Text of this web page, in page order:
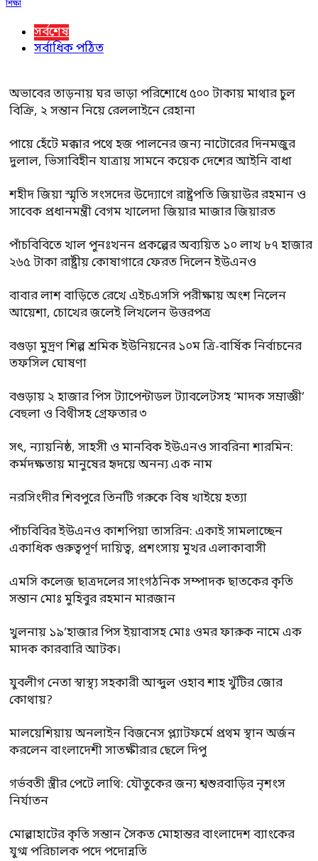
শিক্ষা
সর্বশেষ
সর্বাধিক পঠিত
অভাবের তাড়নায় ঘর ভাড়া পরিশোধে ৫০০ টাকায় মাথার চুল
বিক্রি, ২ সন্তান নিয়ে রেললাইনে রেহানা
পায়ে হেঁটে মক্কার পথে হজ পালনের জন্য নাটোরের দিনমজুর
দুলাল, ভিসাবিহীন যাত্রায় সামনে কয়েক দেশের আইনি বাধা
শহীদ জিয়া স্মৃতি সংসদের উদ্যোগে রাষ্ট্রপতি জিয়াউর রহমান ও
সাবেক প্রধানমন্ত্রী বেগম খালেদা জিয়ার মাজার জিয়ারত
পাঁচবিবিতে খাল পুনঃখনন প্রকল্পের অব্যয়িত ১০ লাখ ৮৭ হাজার
২৬৫ টাকা রাষ্ট্রীয় কোষাগারে ফেরত দিলেন ইউএনও
বাবার লাশ বাড়িতে রেখে এইচএসসি পরীক্ষায় অংশ নিলেন
আয়েশা, চোখের জলেই লিখলেন উত্তরপত্র
বগুড়া মুদ্রণ শিল্প শ্রমিক ইউনিয়নের ১০ম ত্রি-বার্ষিক নির্বাচনের
তফসিল ঘোষণা
বগুড়ায় ২ হাজার পিস ট্যাপেন্টাডল ট্যাবলেটসহ ‘মাদক সম্রাজ্ঞী’
বেহুলা ও বিথীসহ গ্রেফতার ৩
সৎ, ন্যায়নিষ্ঠ, সাহসী ও মানবিক ইউএনও সাবরিনা শারমিন:
কর্মদক্ষতায় মানুষের হৃদয়ে অনন্য এক নাম
নরসিংদীর শিবপুরে তিনটি গরুকে বিষ খাইয়ে হত্যা
পাঁচবিবির ইউএনও কাশপিয়া তাসরিন: একাই সামলাচ্ছেন
একাধিক গুরুত্বপূর্ণ দায়িত্ব, প্রশংসায় মুখর এলাকাবাসী
এমসি কলেজ ছাত্রদলের সাংগঠনিক সম্পাদক ছাতকের কৃতি
সন্তান মোঃ মুহিবুর রহমান মারজান
খুলনায় ১৯’হাজার পিস ইয়াবাসহ মোঃ ওমর ফারুক নামে এক
মাদক কারবারি আটক।
যুবলীগ নেতা স্বাস্থ্য সহকারী আব্দুল ওহাব শাহ খুঁটির জোর
কোথায়?
মালয়েশিয়ায় অনলাইন বিজনেস প্ল্যাটফর্মে প্রথম স্থান অর্জন
করলেন বাংলাদেশী সাতক্ষীরার ছেলে দিপু
গর্ভবতী স্ত্রীর পেটে লাথি: যৌতুকের জন্য শ্বশুরবাড়ির নৃশংস
নির্যাতন
মোল্লাহাটের কৃতি সন্তান সৈকত মোহান্তর বাংলাদেশ ব্যাংকের
যুগ্ম পরিচালক পদে পদোন্নতি